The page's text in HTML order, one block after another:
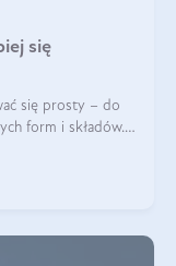
się
się prosty – do
form i składów.